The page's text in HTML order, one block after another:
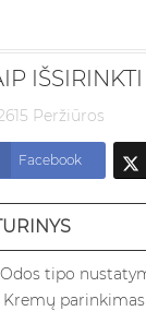
Peržiūros
Facebook
Odos tipo
Kremų